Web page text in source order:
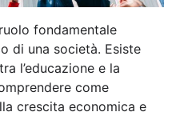
fondamentale
di una società. Esiste
l’educazione e la
come
crescita economica e